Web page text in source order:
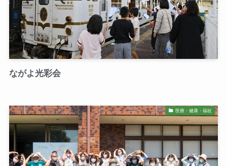
ながよ光彩会
医療・健康・福祉